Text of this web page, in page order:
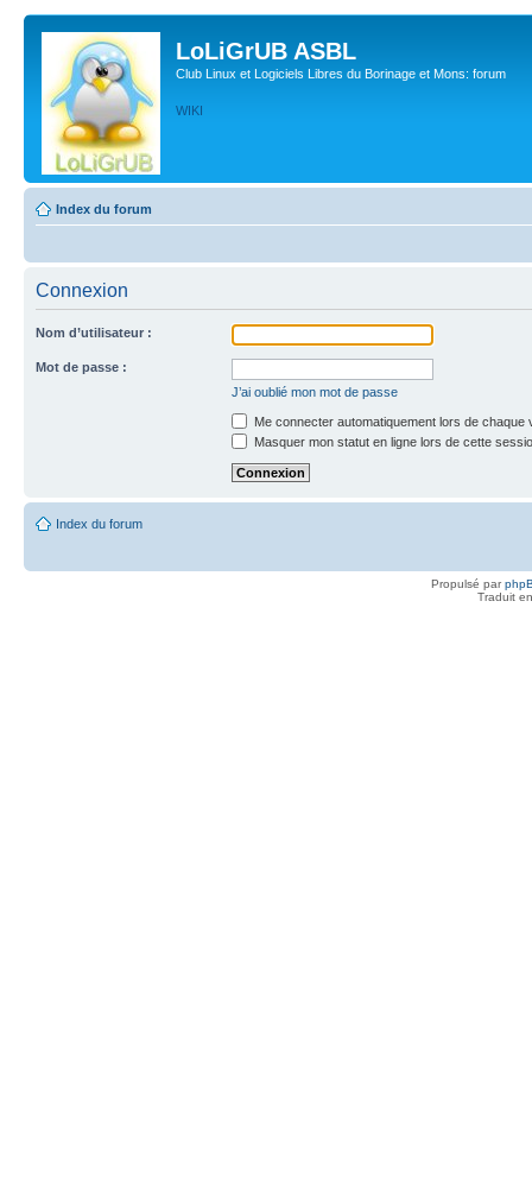
LoLiGrUB ASBL
Club Linux et Logiciels Libres du Borinage et Mons: forum
WIKI
Index du forum
Connexion
Nom d’utilisateur :
Mot de passe :
J’ai oublié mon mot de passe
Me connecter automatiquement lors de chaque
Masquer mon statut en ligne lors de cette
Index du forum
Propulsé par
Traduit